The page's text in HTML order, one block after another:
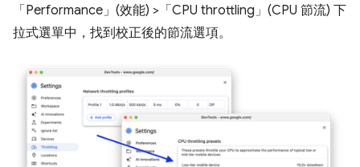
「Performance」(效能) >「CPU throttling」(CPU 節流) 下
拉式選單中，找到校正後的節流選項。